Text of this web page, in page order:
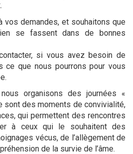
vos demandes, et souhaitons que
se fassent dans de bonnes
si vous avez besoin de
ce que nous pourrons pour vous
organisons des journées «
sont des moments de convivialité,
qui permettent des rencontres
à ceux qui le souhaitent des
vécus, de l’allègement de
de la survie de l’âme.